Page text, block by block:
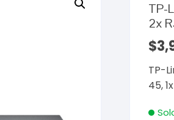
TP-
2x
$
TP-
45,